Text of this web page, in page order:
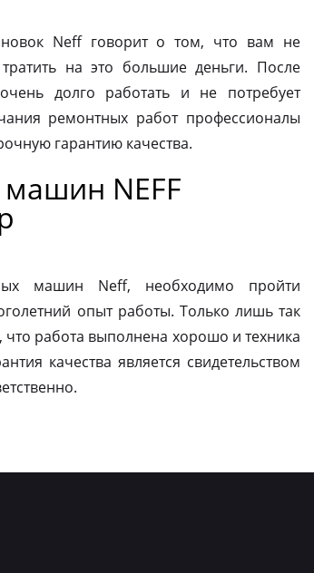
Neff говорит о том, что вам не
на это большие деньги. После
долго работать и не потребует
ремонтных работ профессионалы
гарантию качества.
NEFF
машин Neff, необходимо пройти
опыт работы. Только лишь так
что работа выполнена хорошо и техника
качества является свидетельством